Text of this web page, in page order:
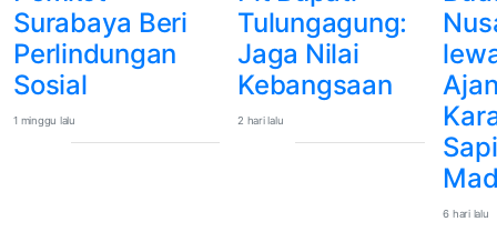
Surabaya Beri
Perlindungan
Sosial
1 minggu lalu
Tulungagung:
Jaga Nilai
Kebangsaan
2 hari lalu
Sapi
6 hari lalu